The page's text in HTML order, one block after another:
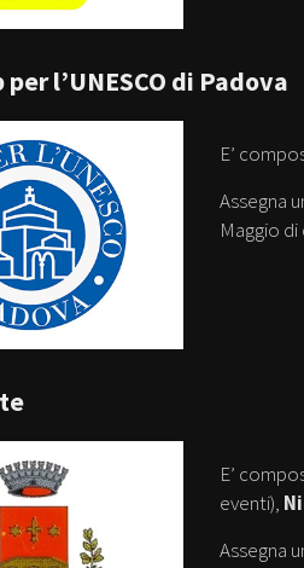
l’UNESCO di Padova
E’
Assegna
Maggio di
E’
eventi),
Assegna